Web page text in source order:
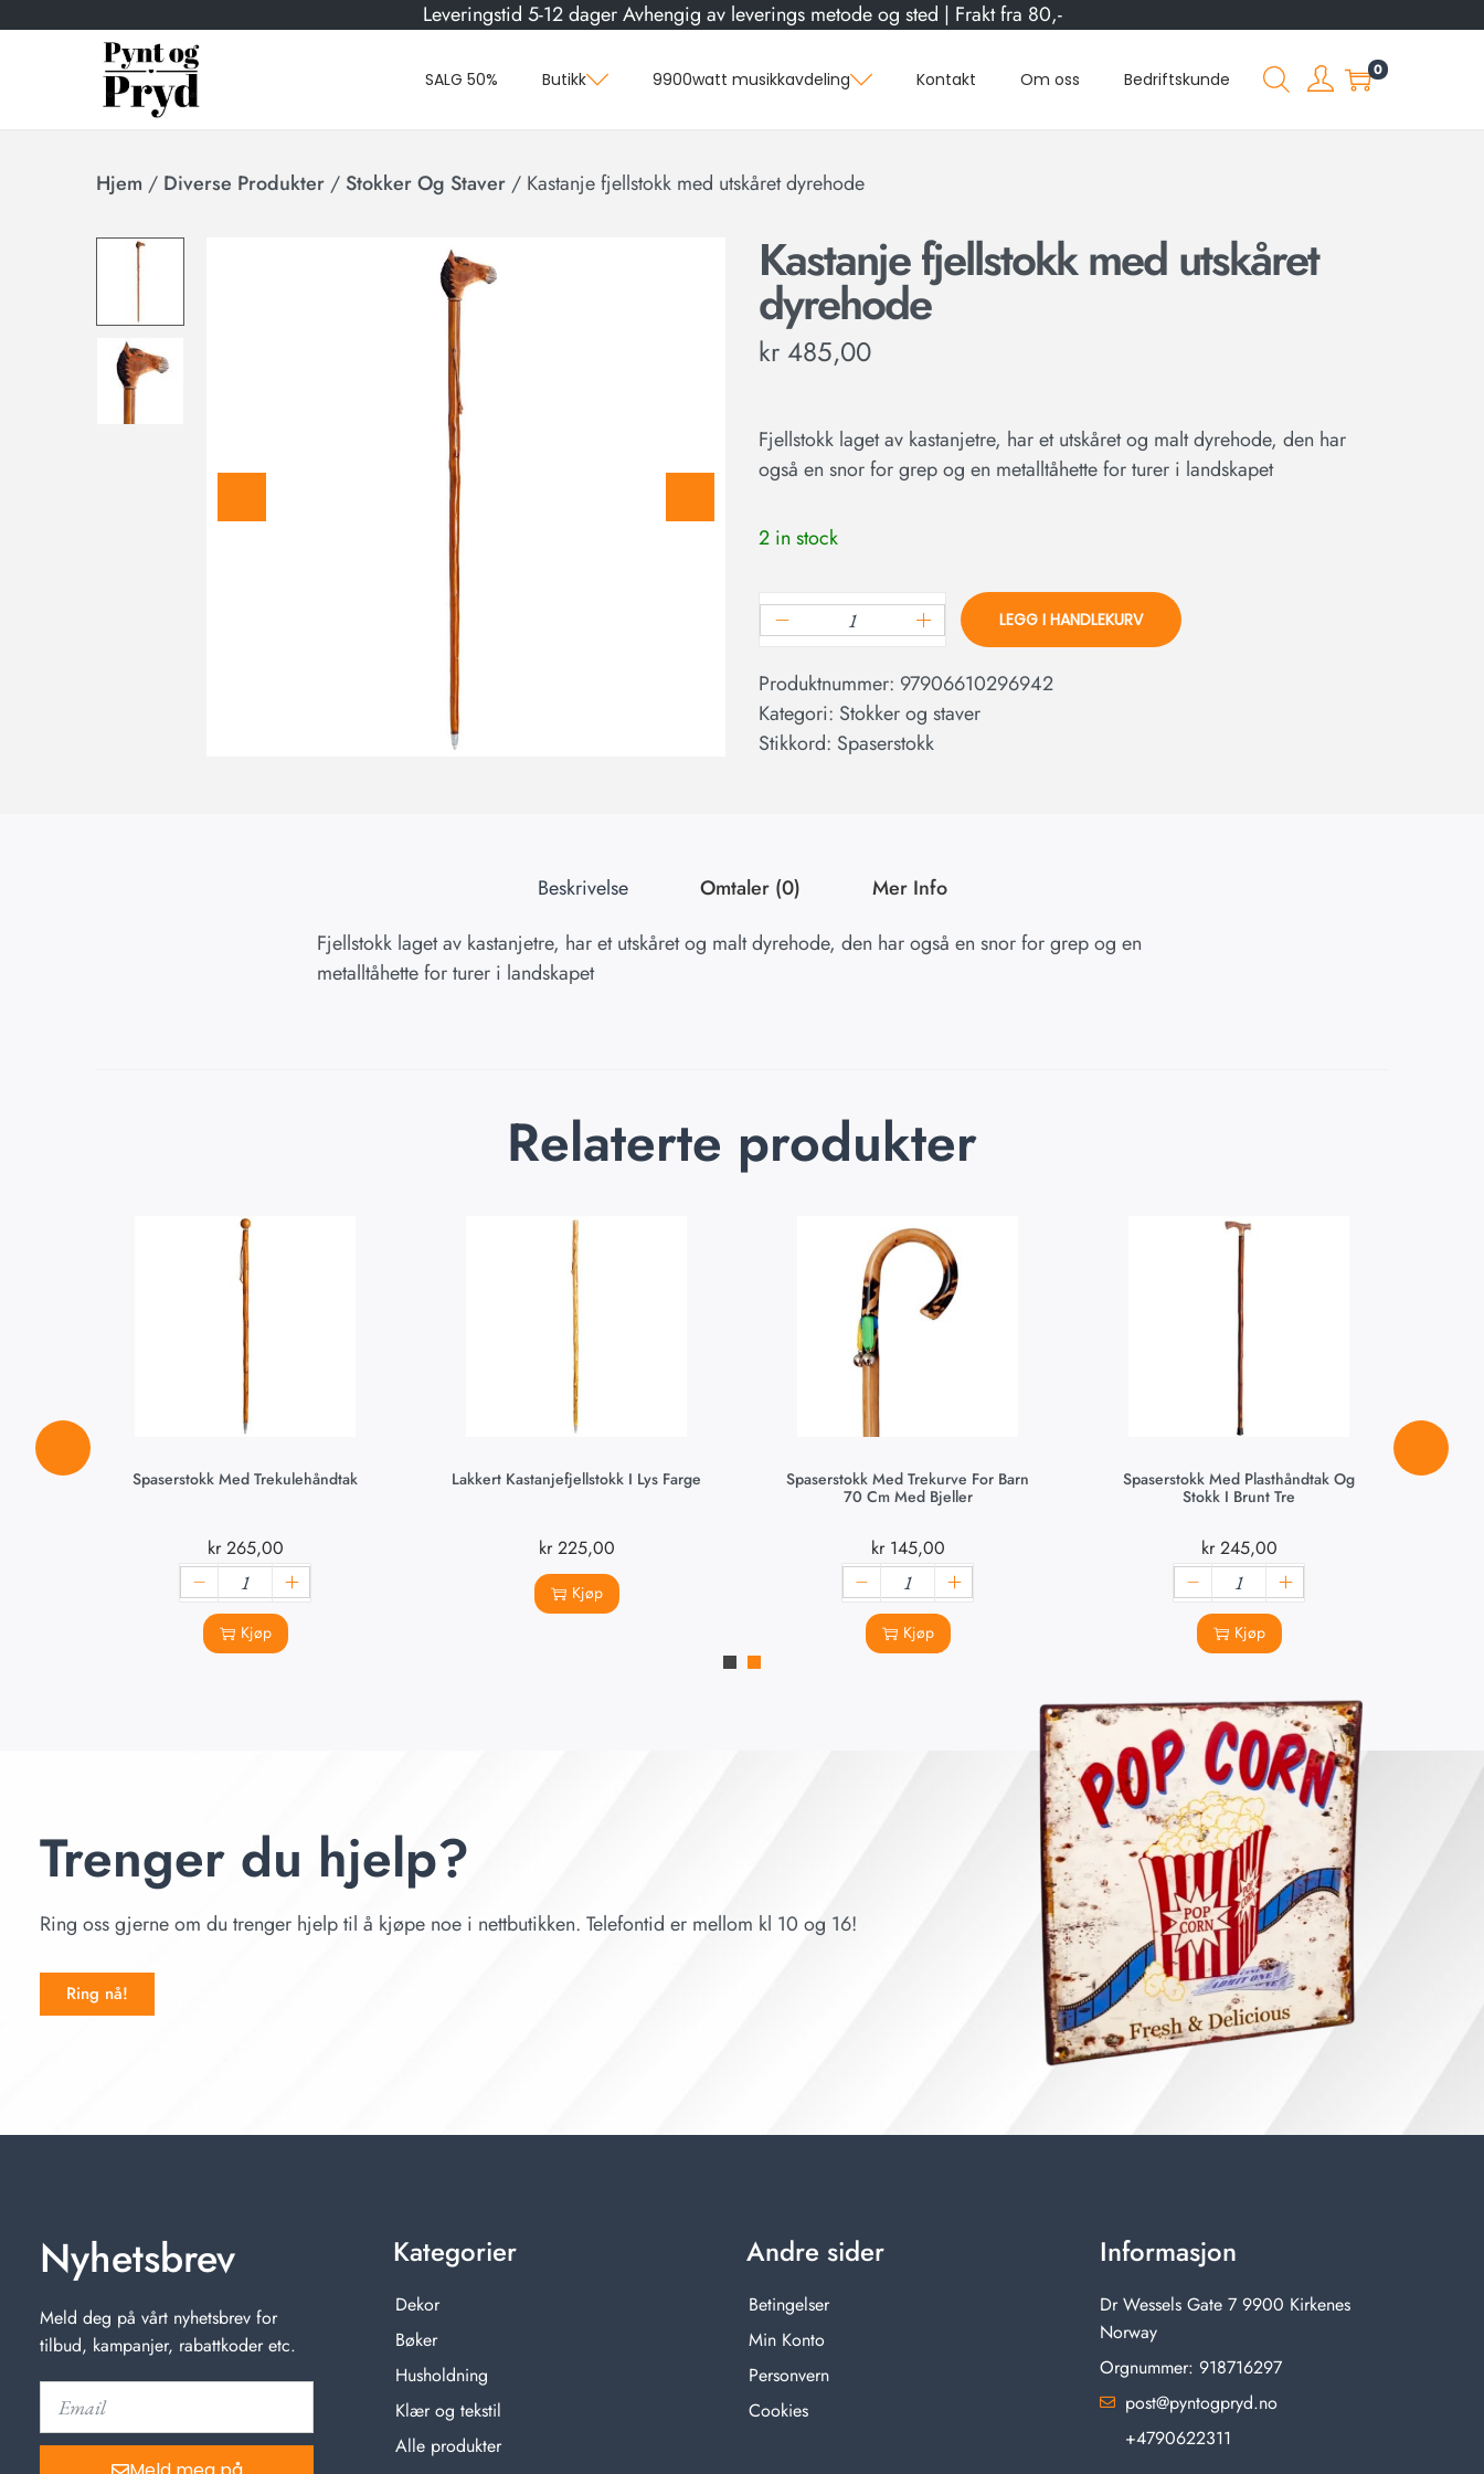
Leveringstid 5-12 dager Avhengig av leverings metode og sted | Frakt fra 80,-
SALG 50% Butikk 9900watt musikkavdeling Kontakt Om oss Bedriftskunde 0
Hjem / Diverse Produkter / Stokker Og Staver / Kastanje fjellstokk med utskåret dyrehode
Kastanje fjellstokk med utskåret
dyrehode
kr 485,00
Fjellstokk laget av kastanjetre, har et utskåret og malt dyrehode, den har
også en snor for grep og en metalltåhette for turer i landskapet
2 in stock
LEGG I HANDLEKURV
Produktnummer: 97906610296942
Kategori: Stokker og staver
Stikkord: Spaserstokk
Beskrivelse Omtaler (0)
Mer Info
Fjellstokk laget av kastanjetre, har et utskåret og malt dyrehode, den har også en snor for grep og en
metalltåhette for turer i landskapet
Relaterte produkter
Spaserstokk Med Trekulehåndtak
kr265,00
Kjøp
Lakkert Kastanjefjellstokk I Lys Farge
kr225,00
Kjøp
Spaserstokk Med Trekurve For Barn
70 Cm Med Bjeller
kr145,00
Kjøp
Spaserstokk Med Plasthåndtak Og
Stokk I Brunt Tre
kr245,00
Kjøp
Trenger du hjelp?
Ring oss gjerne om du trenger hjelp til å kjøpe noe i nettbutikken. Telefontid er mellom kl 10 og 16!
Ring nå!
Nyhetsbrev
Meld deg på vårt nyhetsbrev for
tilbud, kampanjer, rabattkoder etc.
Kategorier
Dekor
Bøker
Husholdning
Klær og tekstil
Alle produkter
Andre sider
Betingelser
Min Konto
Personvern
Cookies
Informasjon
Dr Wessels Gate 7 9900 Kirkenes
Norway
Orgnummer: 918716297
post@pyntogpryd.no
+4790622311